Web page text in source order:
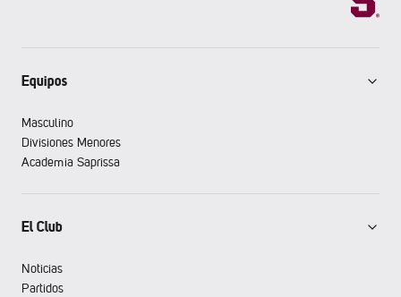
Equipos
Masculino
Divisiones Menores
Academia Saprissa
El Club
Noticias
Partidos